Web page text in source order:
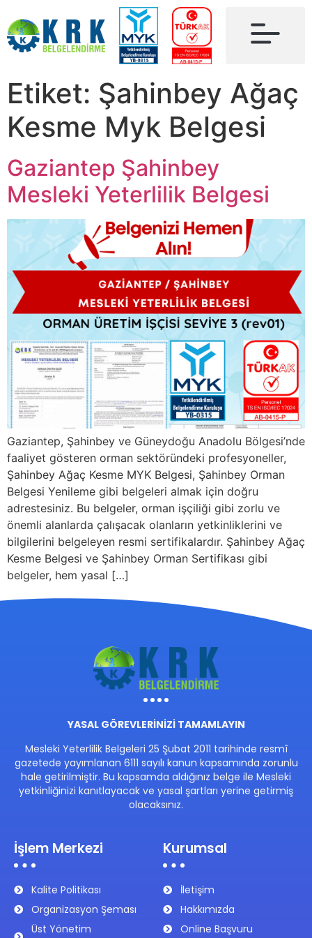
Etiket: Şahinbey Ağaç
Kesme Myk Belgesi
Gaziantep Şahinbey
Mesleki Yeterlilik Belgesi
Gaziantep, Şahinbey ve Güneydoğu Anadolu Bölgesi’nde
faaliyet gösteren orman sektöründeki profesyoneller,
Şahinbey Ağaç Kesme MYK Belgesi, Şahinbey Orman
Belgesi Yenileme gibi belgeleri almak için doğru
adrestesiniz. Bu belgeler, orman işçiliği gibi zorlu ve
önemli alanlarda çalışacak olanların yetkinliklerini ve
bilgilerini belgeleyen resmi sertifikalardır. Şahinbey Ağaç
Kesme Belgesi ve Şahinbey Orman Sertifikası gibi
belgeler, hem yasal […]
YASAL GÖREVLERİNİZİ TAMAMLAYIN
Mesleki Yeterlilik Belgeleri 25 Şubat 2011 tarihinde resmî
gazetede yayımlanan 6111 sayılı kanun kapsamında zorunlu
hale getirilmiştir. Bu kapsamda aldığınız belge ile Mesleki
yetkinliğinizi kanıtlayacak ve yasal şartları yerine getirmiş
olacaksınız.
İşlem Merkezi
Kalite Politikası
Organizasyon Şeması
Üst Yönetim
Kurumsal
İletişim
Hakkımızda
Online Başvuru